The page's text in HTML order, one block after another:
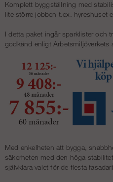
Komplett byggställning med
lite större jobben t.ex. hyreshuset
I detta paket ingår sparklister och
godkänd enligt Arbetsmiljöverkets
Med enkelheten att bygga,
säkerheten med den höga
självklara valet för de flesta